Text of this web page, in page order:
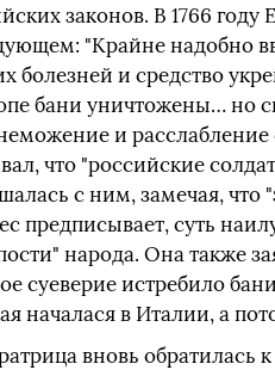
законов. В 1766
"Крайне надобно
болезней и средство
бани уничтожены… но
и расслабление
что "российские
с ним, замечая,
предписывает, суть
народа. Она также
суеверие истребило
началася в Италии, а
вновь обратилась